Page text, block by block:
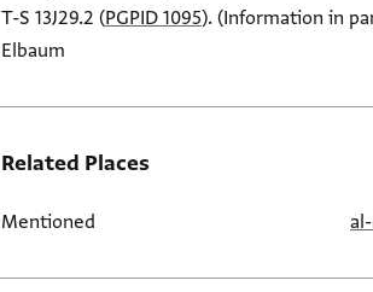
T-S 13J29.2 (PGPID 1095). (Information in
Elbaum
Related Places
Mentioned